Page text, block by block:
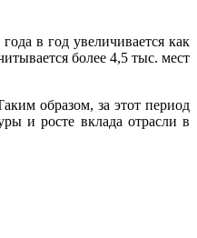
в год увеличивается как
более 4,5 тыс. мест
образом, за этот период
и росте вклада отрасли в